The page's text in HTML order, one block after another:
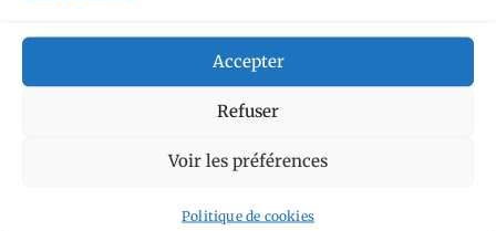
Accepter
Refuser
Voir les préférences
Politique de cookies
J’accepte
ÉVÈNEMENT PARIS SONY A77 MARK II